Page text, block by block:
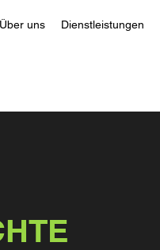
Über uns Dienstleistungen